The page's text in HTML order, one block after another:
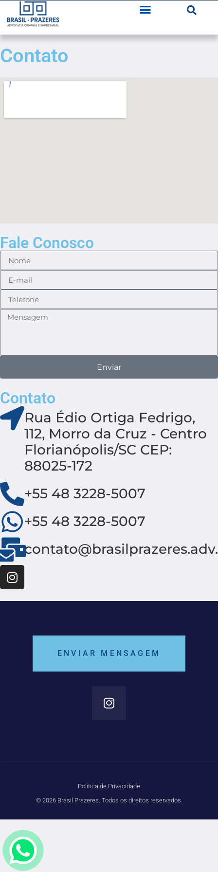
Contato
Fale Conosco
Enviar
Contato
Rua Édio Ortiga Fedrigo,
112, Morro da Cruz - Centro
Florianópolis/SC CEP:
88025-172
+55 48 3228-5007
+55 48 3228-5007
ENVIAR MENSAGEM
Política de Privacidade
© 2026 Brasil Prazeres. Todos os direitos reservados.